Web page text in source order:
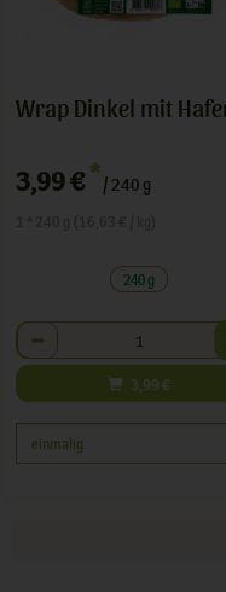
Wrap Dinkel mit
3,99 € */ 240 g
240 g
Anzahl
3,99 €